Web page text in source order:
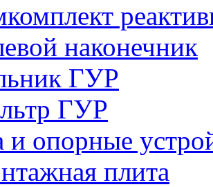
наконечник
ГУР
ГУР
и опорные
плита